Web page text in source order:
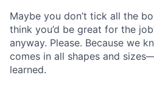
Maybe you don’t tick all the
think you’d be great for the
anyway. Please. Because we
comes in all shapes and
learned.